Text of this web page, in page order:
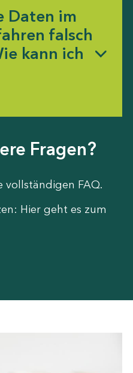
Daten im
falsch
kann ich
Fragen?
vollständigen FAQ.
Hier geht es zum